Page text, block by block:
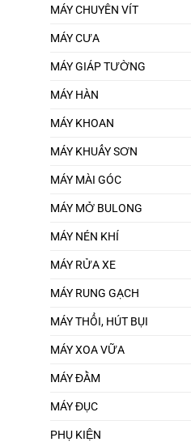
MÁY CHUYÊN VÍT
MÁY CƯA
MÁY GIÁP TƯỜNG
MÁY HÀN
MÁY KHOAN
MÁY KHUẤY SƠN
MÁY MÀI GÓC
MÁY MỞ BULONG
MÁY NÉN KHÍ
MÁY RỬA XE
MÁY RUNG GẠCH
MÁY THỔI, HÚT BỤI
MÁY XOA VỮA
MÁY ĐẦM
MÁY ĐỤC
PHỤ KIỆN